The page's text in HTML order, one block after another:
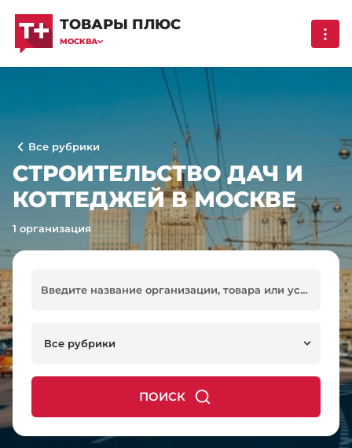
ТОВАРЫ ПЛЮС
МОСКВА
Все рубрики
СТРОИТЕЛЬСТВО ДАЧ И
КОТТЕДЖЕЙ В МОСКВЕ
1 организация
Все рубрики
ПОИСК